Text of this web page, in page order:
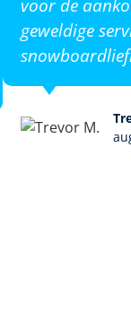
voor de
geweldige